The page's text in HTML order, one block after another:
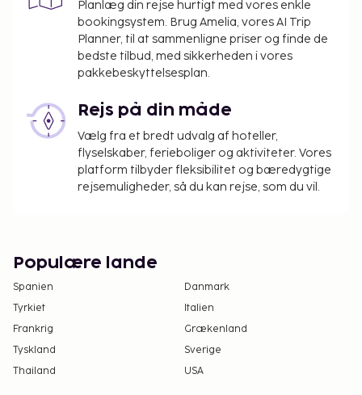
internationale rejser til Brasilien, hvor barnet
kun rejser med en forælder eller værge, skal
den pågældende forælder eller værge – ud
over barnets fødselsattest og billed-ID - også
notarielt og underskrevet af begge forældre. I
tilfælde af at den pågældende forælder eller
værge ikke kan/vil give dette samtykke, er en
retslig bemyndigelse påkrævet. Personer, der
planlægger at rejse til Brasilien med børn, skal
Planlæg din rejse hurtigt med vores enkle
bookingsystem. Brug Amelia, vores AI Trip
Planner, til at sammenligne priser og finde de
bedste tilbud, med sikkerheden i vores
pakkebeskyttelsesplan.
Rejs på din måde
Vælg fra et bredt udvalg af hoteller,
flyselskaber, ferieboliger og aktiviteter. Vores
platform tilbyder fleksibilitet og bæredygtige
rejsemuligheder, så du kan rejse, som du vil.
Populære lande
Spanien
Danmark
Tyrkiet
Italien
Frankrig
Grækenland
Tyskland
Sverige
Thailand
USA